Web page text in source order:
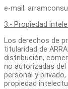
e-mail:
3.- Propiedad
Los derechos de
titularidad de
distribución,
no autorizadas
personal y
propiedad